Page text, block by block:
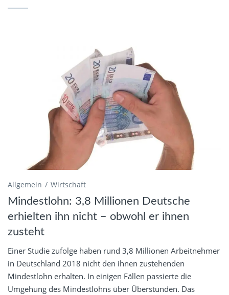
Allgemein Wirtschaft
Mindestlohn: 3,8 Millionen Deutsche
erhielten ihn nicht – obwohl er ihnen
zusteht
Einer Studie zufolge haben rund 3,8 Millionen Arbeitnehmer
in Deutschland 2018 nicht den ihnen zustehenden
Mindestlohn erhalten. In einigen Fällen passierte die
Umgehung des Mindestlohns über Überstunden. Das